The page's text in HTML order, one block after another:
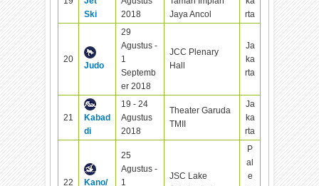
Ski
2018
Jaya Ancol
rta
20
Judo
29
Agustus -
1
Septemb
er 2018
JCC Plenary
Hall
Ja
ka
rta
21
Kabad
di
19 - 24
Agustus
2018
Theater Garuda
TMII
Ja
ka
rta
22
Kano/
25
Agustus -
1
JSC Lake
P
al
e